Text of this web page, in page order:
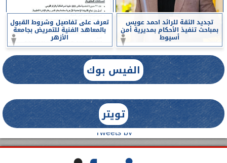
تجديد الثقة للرائد احمد عويس
بمباحث تنفيذ الأحكام بمديرية أمن
أسيوط
تعرف على تفاصيل وشروط القبول
بالمعاهد الفنية للتمريض بجامعة
الأزهر
الفيس بوك
تويتر
Tweets by